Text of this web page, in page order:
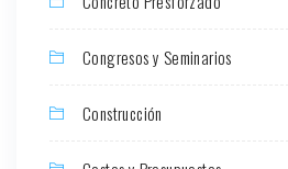
Congresos y Seminarios
Construcción